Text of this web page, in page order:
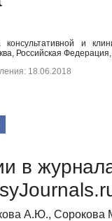
консультативной и
Российская Федерация,
18.06.2018
в
А.Ю., Сорокова